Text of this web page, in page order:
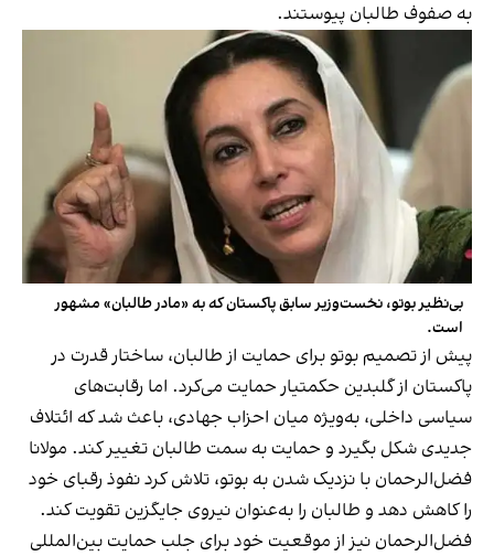
به صفوف طالبان پیوستند.
بی‌نظیر بوتو، نخست‌وزیر سابق پاکستان که به «مادر طالبان» مشهور
است.
پیش از تصمیم بوتو برای حمایت از طالبان، ساختار قدرت در
پاکستان از گلبدین حکمتیار حمایت می‌کرد. اما رقابت‌های
سیاسی داخلی، به‌ویژه میان احزاب جهادی، باعث شد که ائتلاف
جدیدی شکل بگیرد و حمایت به سمت طالبان تغییر کند. مولانا
فضل‌الرحمان با نزدیک شدن به بوتو، تلاش کرد نفوذ رقبای خود
را کاهش دهد و طالبان را به‌عنوان نیروی جایگزین تقویت کند.
فضل‌الرحمان نیز از موقعیت خود برای جلب حمایت بین‌المللی